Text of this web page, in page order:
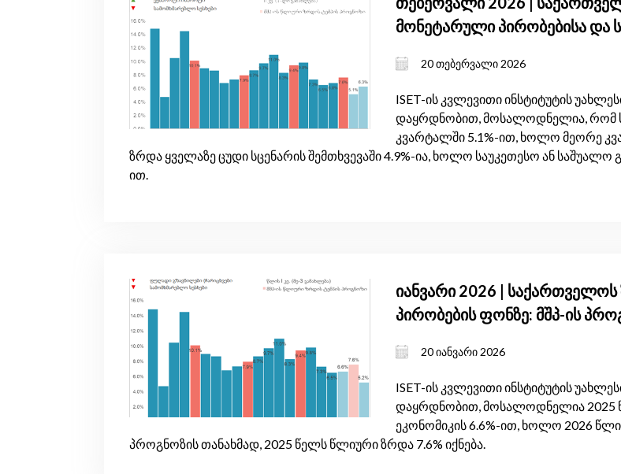
მონეტარული პირობებისა და
20 თებერვალი 2026
ISET-ის კვლევითი ინსტიტუტის
დაყრდნობით, მოსალოდნელია, რომ
კვარტალში 5.1%-ით, ხოლო მეორე
ზრდა ყველაზე ცუდი სცენარის შემთხვევაში 4.9%-ია, ხოლო საუკეთესო ან საშუალო
ით.
იანვარი 2026 |
პირობების ფონზე: მშპ-ის
20 იანვარი 2026
ISET-ის კვლევითი ინსტიტუტის
დაყრდნობით, მოსალოდნელია 2025
ეკონომიკის 6.6%-ით, ხოლო 2026
პროგნოზის თანახმად, 2025 წელს წლიური ზრდა 7.6% იქნება.